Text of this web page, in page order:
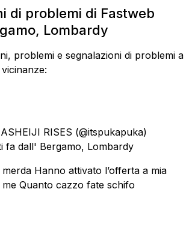
di problemi di Fastweb
Lombardy
problemi e segnalazioni di problemi a
RISES (@itspukapuka)
fa dall' Bergamo, Lombardy
Hanno attivato l’offerta a mia
Quanto cazzo fate schifo